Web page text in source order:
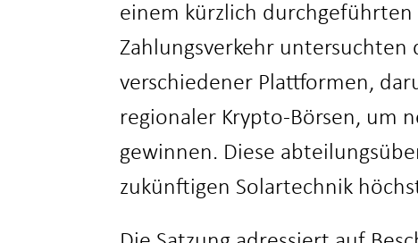
einem kürzlich
Zahlungsverkehr untersuchten
verschiedener Plattformen,
regionaler Krypto-Börsen, um
gewinnen. Diese
zukünftigen Solartechnik